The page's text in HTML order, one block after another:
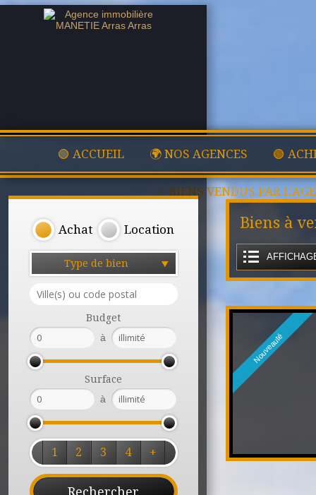
🟢 ACCUEIL 🌍 NOS AGENCES 🟢
✅ BIENS VENDUS PAR
Achat Location
Type de bien
Budget
à
Surface
à
1 2 3 4 +
Biens à
Nouveauté